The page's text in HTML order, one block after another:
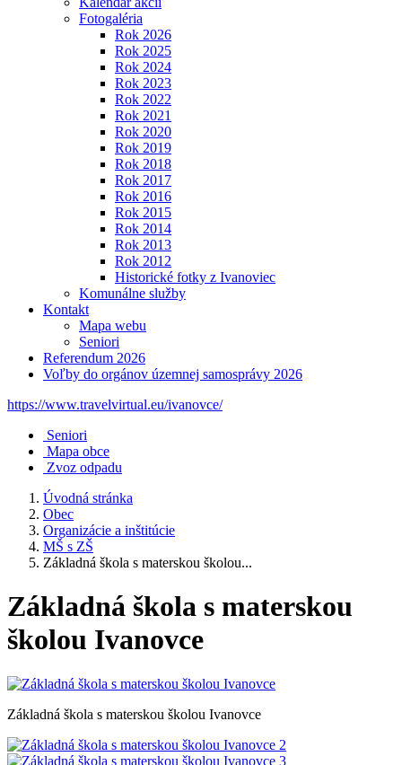
Fotogaléria
Rok 2026
Rok 2025
Rok 2024
Rok 2023
Rok 2022
Rok 2021
Rok 2020
Rok 2019
Rok 2018
Rok 2017
Rok 2016
Rok 2015
Rok 2014
Rok 2013
Rok 2012
Historické fotky z Ivanoviec
Komunálne služby
Kontakt
Mapa webu
Seniori
Referendum 2026
Voľby do orgánov územnej samosprávy 2026
https://www.travelvirtual.eu/ivanovce/
Seniori
Mapa obce
Zvoz odpadu
Úvodná stránka
Obec
Organizácie a inštitúcie
MŠ s ZŠ
Základná škola s materskou školou...
Základná škola s materskou
školou Ivanovce
Základná škola s materskou školou Ivanovce